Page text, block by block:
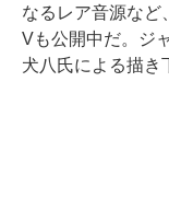
なるレア音源など
Vも公開中だ。ジ
犬八氏による描き